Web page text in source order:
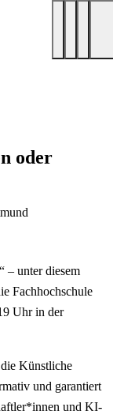
oder
– unter diesem
Fachhochschule
Uhr in der
Künstliche
und garantiert
und KI-